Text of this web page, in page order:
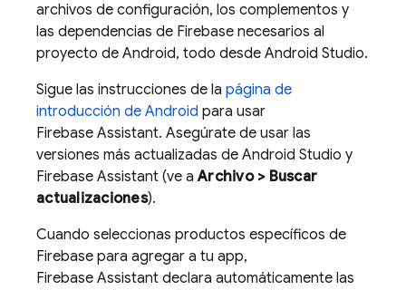
archivos de configuración, los complementos y
las dependencias de Firebase necesarios al
proyecto de Android, todo desde Android Studio.
Sigue las instrucciones de la página de
introducción de Android para usar
Firebase Assistant. Asegúrate de usar las
versiones más actualizadas de Android Studio y
Firebase Assistant (ve aArchivo > Buscar
actualizaciones).
Cuando seleccionas productos específicos de
Firebase para agregar a tu app,
Firebase Assistant declara automáticamente las